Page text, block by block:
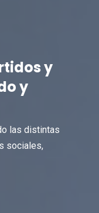
y
y
las distintas
sociales,